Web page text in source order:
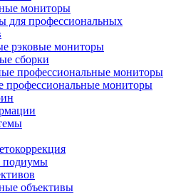
мониторы
для профессиональных
рэковые мониторы
сборки
профессиональные мониторы
профессиональные мониторы
подиумы
объективы